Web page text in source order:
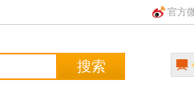
官方
搜索